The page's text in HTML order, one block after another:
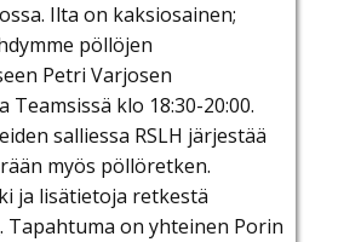
Ilta on kaksiosainen;
pöllöjen
Petri Varjosen
Teamsissä klo 18:30-20:00.
salliessa RSLH järjestää
myös pöllöretken.
ja lisätietoja retkestä
. Tapahtuma on yhteinen Porin